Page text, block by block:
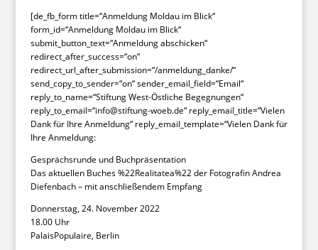
[de_fb_form title=“Anmeldung Moldau im Blick“
form_id=“Anmeldung Moldau im Blick“
submit_button_text=“Anmeldung abschicken“
redirect_after_success=“on“
redirect_url_after_submission=“/anmeldung_danke/“
send_copy_to_sender=“on“ sender_email_field=“Email“
reply_to_name=“Stiftung West-Östliche Begegnungen“
reply_to_email=“info@stiftung-woeb.de“ reply_email_title=“Vielen
Dank für Ihre Anmeldung“ reply_email_template=“Vielen Dank für
Ihre Anmeldung:
Gesprächsrunde und Buchpräsentation
Das aktuellen Buches %22Realitatea%22 der Fotografin Andrea
Diefenbach – mit anschließendem Empfang
Donnerstag, 24. November 2022
18.00 Uhr
PalaisPopulaire, Berlin